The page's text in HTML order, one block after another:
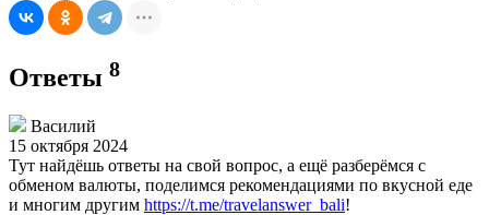
Ответы 8
Василий
15 октября 2024
Тут найдёшь ответы на свой вопрос, а ещё разберёмся с
обменом валюты, поделимся рекомендациями по вкусной еде
и многим другим https://t.me/travelanswer_bali!